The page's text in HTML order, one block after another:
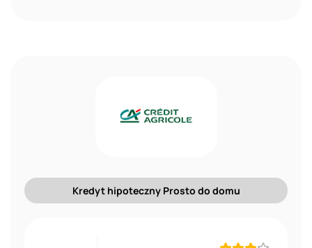
Kredyt hipoteczny Prosto do domu